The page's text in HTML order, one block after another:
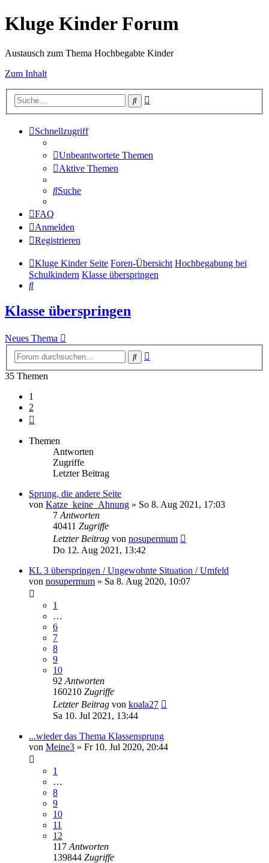
Kluge Kinder Forum
Austausch zum Thema Hochbegabte Kinder
Zum Inhalt
Suche
Schnellzugriff
Unbeantwortete Themen
Aktive Themen
Suche
FAQ
Anmelden
Registrieren
Kluge Kinder Seite Foren-Übersicht Hochbegabung bei
Schulkindern Klasse überspringen
Suche
Klasse überspringen
Neues Thema
Suche
35 Themen
1
2
Themen
Antworten
Zugriffe
Letzter Beitrag
Sprung, die andere Seite
von Katze_keine_Ahnung » So 8. Aug 2021, 17:03
7 Antworten
40411 Zugriffe
Letzter Beitrag von nosupermum
Do 12. Aug 2021, 13:42
KL 3 überspringen / Ungewohnte Situation / Umfeld
von nosupermum » Sa 8. Aug 2020, 10:07
1
…
6
7
8
9
10
92 Antworten
160210 Zugriffe
Letzter Beitrag von koala27
Sa 10. Jul 2021, 13:44
...wieder das Thema Klassensprung
von Meine3 » Fr 10. Jul 2020, 20:44
1
…
8
9
10
11
12
117 Antworten
139844 Zugriffe